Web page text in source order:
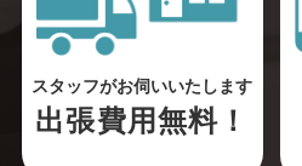
スタッフがお伺いいたします
出張費用無料！